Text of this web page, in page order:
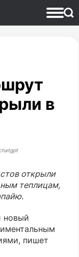
в
открыли
теплицам,
новый
пишет